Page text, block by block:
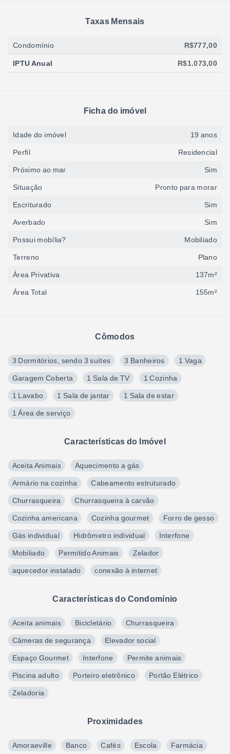
Cômodos
3 Dormitórios, sendo 3 suítes 3 Banheiros 1 Vaga
Garagem Coberta 1 Sala de TV 1 Cozinha
1 Lavabo 1 Sala de jantar 1 Sala de estar
1 Área de serviço
Características do Imóvel
Aceita Animais Aquecimento a gás
Armário na cozinha Cabeamento estruturado
Churrasqueira Churrasqueira à carvão
Cozinha americana Cozinha gourmet Forro de gesso
Gás individual Hidrômetro individual Interfone
Mobiliado Permitido Animais Zelador
aquecedor instalado conexão à internet
Características do Condomínio
Aceita animais Bicicletário Churrasqueira
Câmeras de segurança Elevador social
Espaço Gourmet Interfone Permite animais
Piscina adulto Porteiro eletrônico Portão Elétrico
Zeladoria
Proximidades
Amoraeville Banco Cafés Escola Farmácia
Taxas Mensais
Condomínio R$777,00
IPTU Anual R$1.073,00
Ficha do imóvel
Idade do imóvel 19 anos
Perfil Residencial
Próximo ao mar Sim
Situação Pronto para morar
Escriturado Sim
Averbado Sim
Possui mobília? Mobiliado
Terreno Plano
Área Privativa 137m²
Área Total 155m²